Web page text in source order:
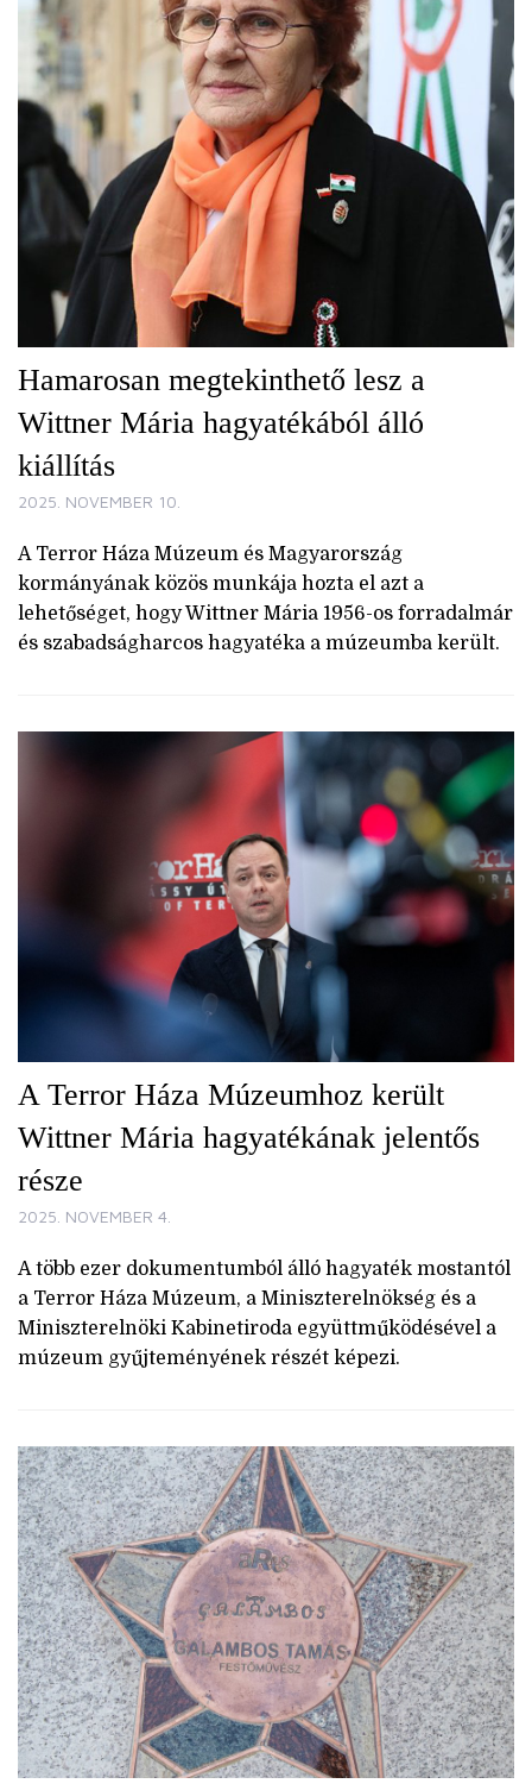
Hamarosan megtekinthető lesz a
Wittner Mária hagyatékából álló
kiállítás
2025. NOVEMBER 10.
A Terror Háza Múzeum és Magyarország
kormányának közös munkája hozta el azt a
lehetőséget, hogy Wittner Mária 1956-os forradalmár
és szabadságharcos hagyatéka a múzeumba került.
A Terror Háza Múzeumhoz került
Wittner Mária hagyatékának jelentős
része
2025. NOVEMBER 4.
A több ezer dokumentumból álló hagyaték mostantól
a Terror Háza Múzeum, a Miniszterelnökség és a
Miniszterelnöki Kabinetiroda együttműködésével a
múzeum gyűjteményének részét képezi.